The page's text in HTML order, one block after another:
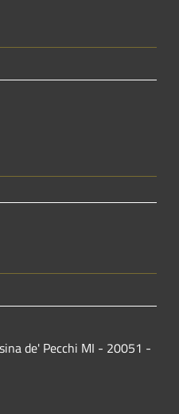
de' Pecchi MI - 20051 -